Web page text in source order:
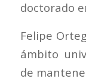
doctorado
Felipe
ámbito
de